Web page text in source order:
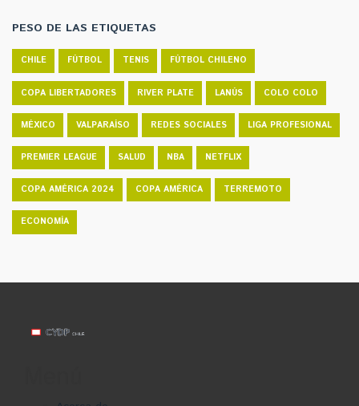
PESO DE LAS ETIQUETAS
CHILE FÚTBOL TENIS FÚTBOL CHILENO
COPA LIBERTADORES RIVER PLATE LANÚS COLO COLO
MÉXICO VALPARAÍSO REDES SOCIALES LIGA PROFESIONAL
PREMIER LEAGUE SALUD NBA NETFLIX
COPA AMÉRICA 2024 COPA AMÉRICA TERREMOTO
ECONOMÍA